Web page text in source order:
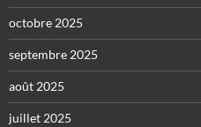
octobre 2025
septembre 2025
août 2025
juillet 2025